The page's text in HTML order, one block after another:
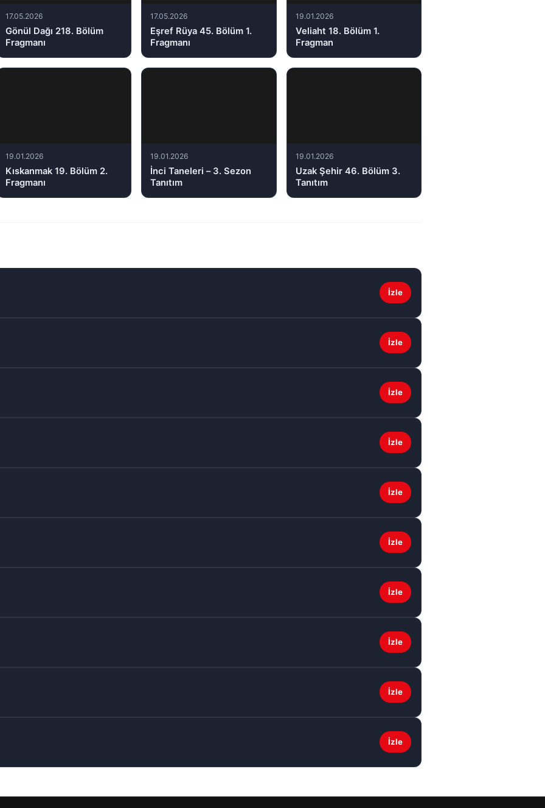
17.05.2026
Gönül Dağı 218. Bölüm
Fragmanı
17.05.2026
Eşref Rüya 45. Bölüm 1.
Fragmanı
19.01.2026
Veliaht 18. Bölüm 1.
Fragman
19.01.2026
Kıskanmak 19. Bölüm 2.
Fragmanı
19.01.2026
İnci Taneleri – 3. Sezon
Tanıtım
19.01.2026
Uzak Şehir 46. Bölüm 3.
Tanıtım
İzle
İzle
İzle
İzle
İzle
İzle
İzle
İzle
İzle
İzle